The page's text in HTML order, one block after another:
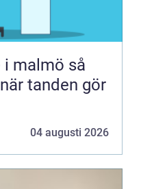
så
tanden gör
04 augusti 2026